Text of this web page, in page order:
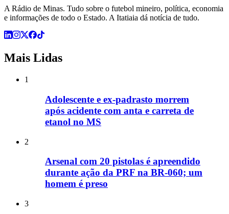
A Rádio de Minas. Tudo sobre o futebol mineiro, política, economia
e informações de todo o Estado. A Itatiaia dá notícia de tudo.
Mais Lidas
1
Adolescente e ex-padrasto morrem
após acidente com anta e carreta de
etanol no MS
2
Arsenal com 20 pistolas é apreendido
durante ação da PRF na BR-060; um
homem é preso
3